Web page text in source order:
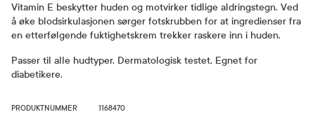
Vitamin E beskytter huden og motvirker tidlige aldringstegn. Ved
å øke blodsirkulasjonen sørger fotskrubben for at ingredienser fra
en etterfølgende fuktighetskrem trekker raskere inn i huden.
Passer til alle hudtyper. Dermatologisk testet. Egnet for
diabetikere.
PRODUKTNUMMER 1168470